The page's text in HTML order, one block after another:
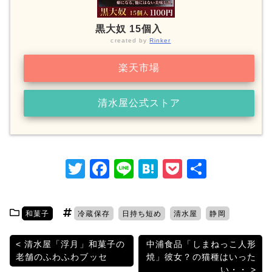
黒大奴 15個入
created byRinker
楽天市場
清水屋公式ストア
T
itt
er
F
c
e
b
o
Li
e
H
e
n
a
P
c
k
et
和菓子 冷蔵保存 日持ち短め 清水屋 静岡
投
稿
清水屋「浮月」和菓子の
老舗のふわふわブッセ
中浦食品「しまねっこ人形
焼」彼女？の猫種はいった
い・・